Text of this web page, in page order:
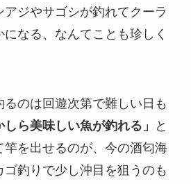
ジやサゴシが釣れてクーラ
なる、なんてことも珍しく
のは回遊次第で難しい日も
しら美味しい魚が釣れる」
と
竿を出せるのが、今の酒匂海
釣りで少し沖目を狙うのも